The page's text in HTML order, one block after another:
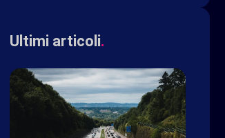
Ultimi articoli.